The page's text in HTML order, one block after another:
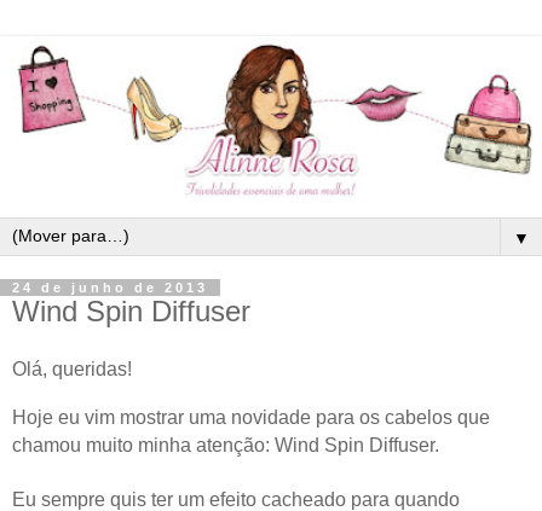
▼
24 de junho de 2013
Wind Spin Diffuser
Olá, queridas!
Hoje eu vim mostrar uma novidade para os cabelos que
chamou muito minha atenção: Wind Spin Diffuser.
Eu sempre quis ter um efeito cacheado para quando